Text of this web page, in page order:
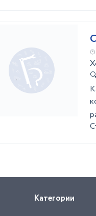
Категории